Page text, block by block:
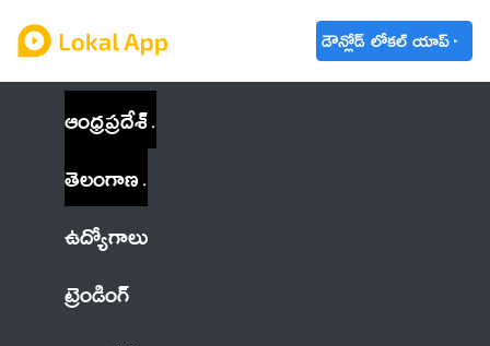
డౌన్లోడ్ లోకల్ యాప్
ఆంధ్రప్రదేశ్
తెలంగాణ
ఉద్యోగాలు
ట్రెండింగ్